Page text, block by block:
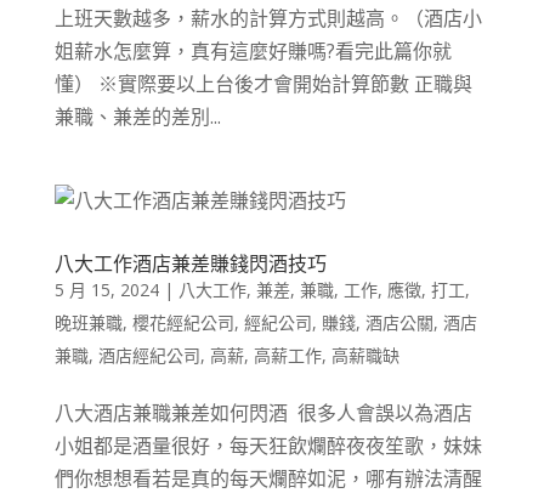
上班天數越多，薪水的計算方式則越高。（酒店小
姐薪水怎麼算，真有這麼好賺嗎?看完此篇你就
懂） ※實際要以上台後才會開始計算節數 正職與
兼職、兼差的差別...
八大工作酒店兼差賺錢閃酒技巧
5 月 15, 2024| 八大工作, 兼差, 兼職, 工作, 應徵, 打工,
晚班兼職, 櫻花經紀公司, 經紀公司, 賺錢, 酒店公關, 酒店
兼職, 酒店經紀公司, 高薪, 高薪工作, 高薪職缺
八大酒店兼職兼差如何閃酒 很多人會誤以為酒店
小姐都是酒量很好，每天狂飲爛醉夜夜笙歌，妹妹
們你想想看若是真的每天爛醉如泥，哪有辦法清醒